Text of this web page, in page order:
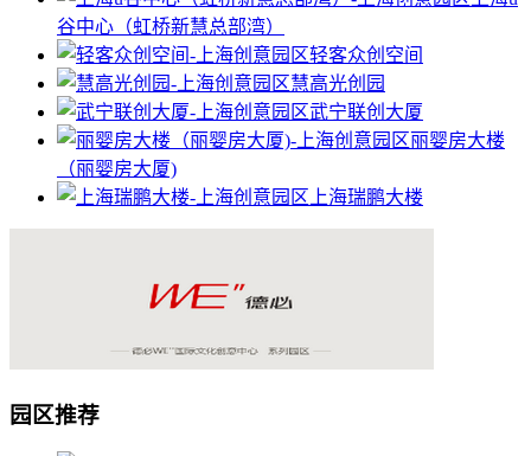
谷中心（虹桥新慧总部湾）
轻客众创空间
慧高光创园
武宁联创大厦
丽婴房大楼
（丽婴房大厦)
上海瑞鹏大楼
园区推荐